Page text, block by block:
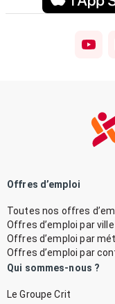
Offres d’emploi
Toutes nos offres
Offres d’emploi par ville
Offres d’emploi par
Offres d’emploi par
Qui sommes-nous ?
Le Groupe Crit